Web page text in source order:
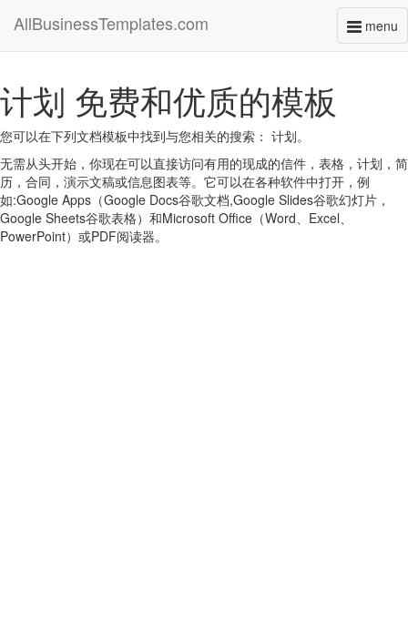
menu
AllBusinessTemplates.com
计划 免费和优质的模板
您可以在下列文档模板中找到与您相关的搜索： 计划。
无需从头开始，你现在可以直接访问有用的现成的信件，表格，计划，简
历，合同，演示文稿或信息图表等。它可以在各种软件中打开，例
如:Google Apps（Google Docs谷歌文档,Google Slides谷歌幻灯片，
Google Sheets谷歌表格）和Microsoft Office（Word、Excel、
PowerPoint）或PDF阅读器。